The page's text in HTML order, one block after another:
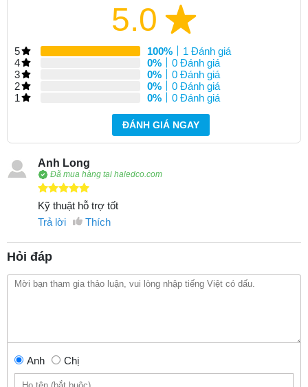
5.0
5 100%
1 Đánh giá
4
0%
0 Đánh giá
3
0%
0 Đánh giá
2
0%
0 Đánh giá
1
0% 0 Đánh giá
ĐÁNH GIÁ NGAY
Anh Long
Đã mua hàng tại haledco.com
Kỹ thuật hỗ trợ tốt
Trả lời
Thích
Hỏi đáp
Anh Chị